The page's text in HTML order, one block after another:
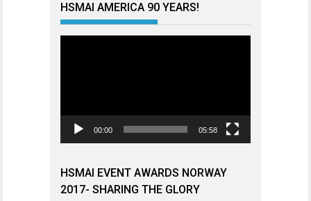
HSMAI AMERICA 90 YEARS!
00:00 05:58
HSMAI EVENT AWARDS NORWAY
2017- SHARING THE GLORY